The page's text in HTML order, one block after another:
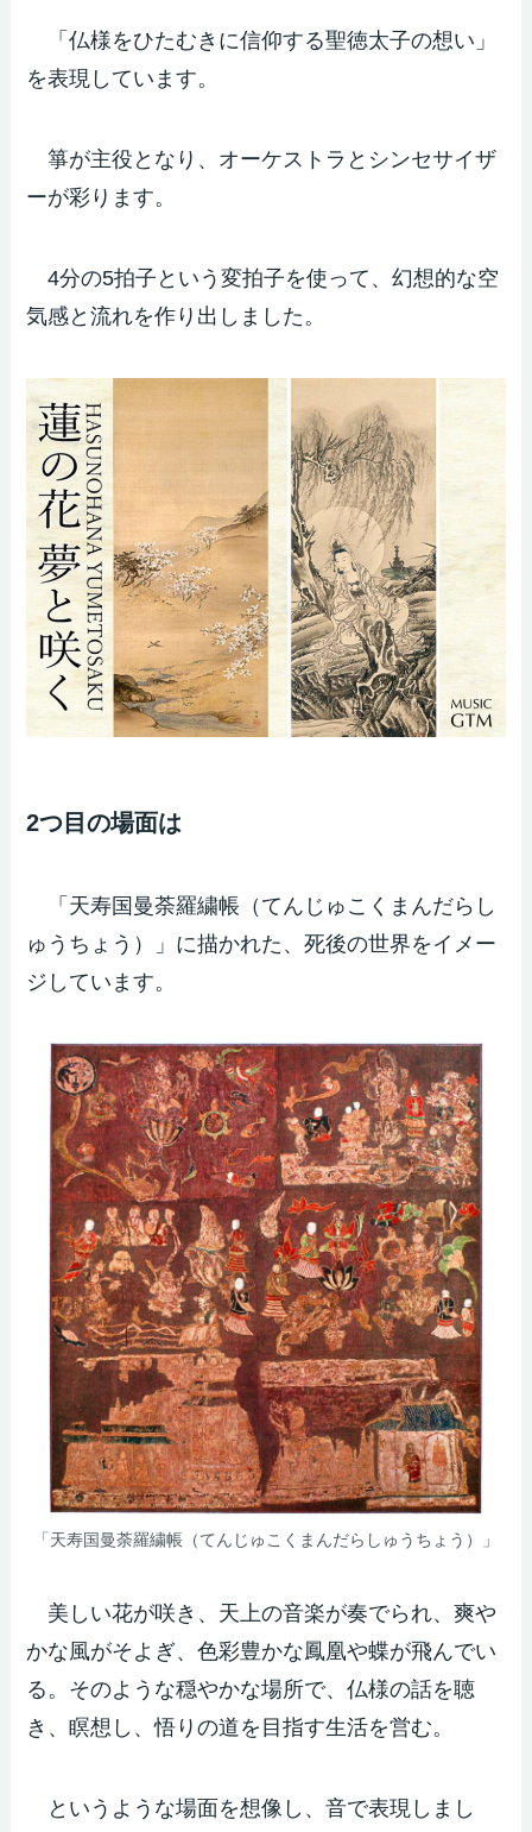
「仏様をひたむきに信仰する聖徳太子の想い」
を表現しています。
箏が主役となり、オーケストラとシンセサイザ
ーが彩ります。
4分の5拍子という変拍子を使って、幻想的な空
気感と流れを作り出しました。
2つ目の場面は
「天寿国曼荼羅繍帳（てんじゅこくまんだらし
ゅうちょう）」に描かれた、死後の世界をイメー
ジしています。
「天寿国曼荼羅繍帳（てんじゅこくまんだらしゅうちょう）」
美しい花が咲き、天上の音楽が奏でられ、爽や
かな風がそよぎ、色彩豊かな鳳凰や蝶が飛んでい
る。そのような穏やかな場所で、仏様の話を聴
き、瞑想し、悟りの道を目指す生活を営む。
というような場面を想像し、音で表現しまし